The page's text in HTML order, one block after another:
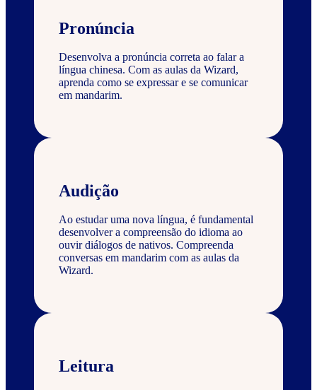
Pronúncia
Desenvolva a pronúncia correta ao falar a
língua chinesa. Com as aulas da Wizard,
aprenda como se expressar e se comunicar
em mandarim.
Audição
Ao estudar uma nova língua, é fundamental
desenvolver a compreensão do idioma ao
ouvir diálogos de nativos. Compreenda
conversas em mandarim com as aulas da
Wizard.
Leitura